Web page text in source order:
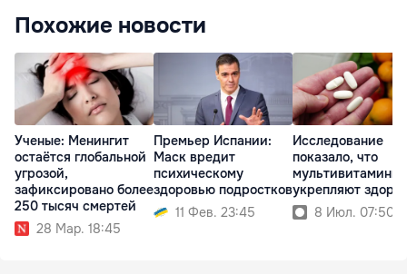
Похожие новости
Ученые: Менингит
остаётся глобальной
угрозой,
зафиксировано более
250 тысяч смертей
28 Мар. 18:45
Премьер Испании:
Маск вредит
психическому
здоровью подростков
11 Фев. 23:45
Исследование
показало, что
мультивитамины
укрепляют
8 Июл. 07:50